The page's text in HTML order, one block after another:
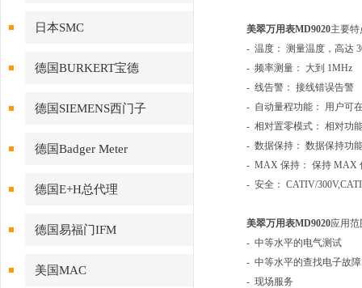
日本SMC
德国BURKERT宝德
德国SIEMENS西门子
德国Badger Meter
德国E+H总代理
德国易福门IFM
美国MAC
美翠万用表MD9020主要特
- 温度： 测量温度，高达
- 频率测量： 大到 1MHz
- 线告警： 接线错误告警
- 自动量程功能： 用户可
- 相对置零模式： 相对功
- 数据保持： 数据保持功
- MAX 保持： 保持 MAX
- 安全： CATIV/
美翠万用表MD9020应用范
- 中等水平的电气测试
- 中等水平的查找电子故障
- 现场服务